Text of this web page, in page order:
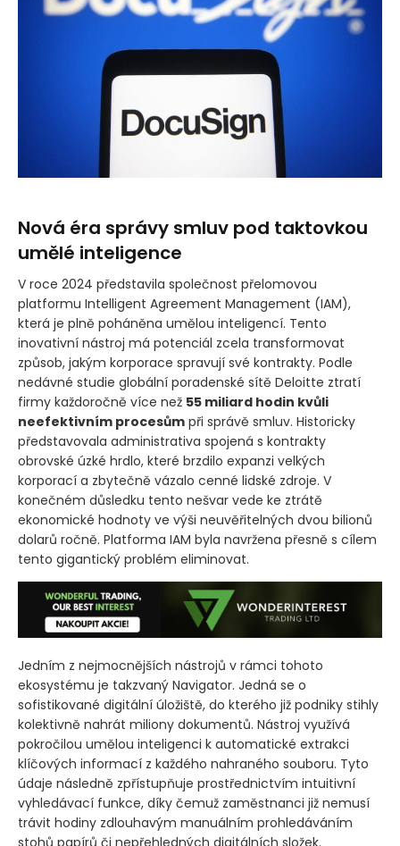
Nová éra správy smluv pod taktovkou
umělé inteligence
V roce 2024 představila společnost přelomovou
platformu Intelligent Agreement Management (IAM),
která je plně poháněna umělou inteligencí. Tento
inovativní nástroj má potenciál zcela transformovat
způsob, jakým korporace spravují své kontrakty. Podle
nedávné studie globální poradenské sítě Deloitte ztratí
firmy každoročně více než 55 miliard hodin kvůli
neefektivním procesům při správě smluv. Historicky
představovala administrativa spojená s kontrakty
obrovské úzké hrdlo, které brzdilo expanzi velkých
korporací a zbytečně vázalo cenné lidské zdroje. V
konečném důsledku tento nešvar vede ke ztrátě
ekonomické hodnoty ve výši neuvěřitelných dvou bilionů
dolarů ročně. Platforma IAM byla navržena přesně s cílem
tento gigantický problém eliminovat.
Jedním z nejmocnějších nástrojů v rámci tohoto
ekosystému je takzvaný Navigator. Jedná se o
sofistikované digitální úložiště, do kterého již podniky stihly
kolektivně nahrát miliony dokumentů. Nástroj využívá
pokročilou umělou inteligenci k automatické extrakci
klíčových informací z každého nahraného souboru. Tyto
údaje následně zpřístupňuje prostřednictvím intuitivní
vyhledávací funkce, díky čemuž zaměstnanci již nemusí
trávit hodiny zdlouhavým manuálním prohledáváním
stohů papírů či nepřehledných digitálních složek.